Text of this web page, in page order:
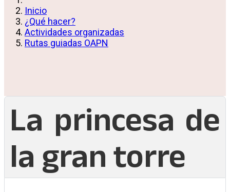
Inicio
¿Qué hacer?
Actividades organizadas
Rutas guiadas OAPN
La princesa de
la gran torre